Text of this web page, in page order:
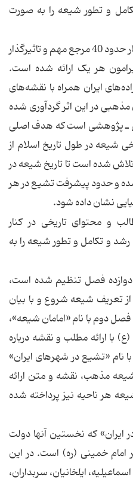
و تطور شیعه را به صورت
در این اثر، نقشه زندگی و سال‌شمار حدود 40 مرجع مهم و تاثیرگذار
هر یک ارائه شده است.
ایران همراه با نقشه‌های
در این اثر گردآوری شده
ـ پژوهشی است که هدف اصلی
شیعه در طول تاریخ اسلام از
تلاش شده است تا تاریخ شیعه در
و حدود پیشرفت تشیع در هر
نشان داده شود.
و محتوای تاریخی در کنار
و تکامل و تطور شیعه را به
فصل تنظیم شده است،
تعریف شیعه شروع و با بیان
دوم با نام «امامان شیعه»،
ارائه مطلب و نقشه درباره
«تشیع در شهرهای ایران»
مذهب، نقشه و متن ارائه
هر ناحیه نیز پرداخته شده
که نخستین آنها دولت
امام خمینی (ره) است. در این
ایلخانیان، سربداران،